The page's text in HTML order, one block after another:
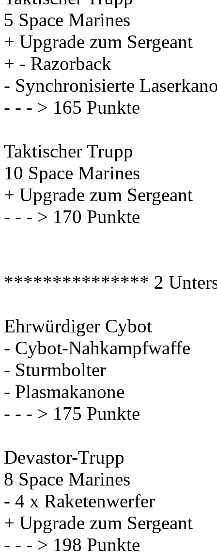
5 Space Marines
+ Upgrade zum Sergeant
+ - Razorback
- Synchronisierte
- - - > 165 Punkte
Taktischer Trupp
10 Space Marines
+ Upgrade zum Sergeant
- - - > 170 Punkte
*************** 2
Ehrwürdiger Cybot
- Cybot-Nahkampfwaffe
- Sturmbolter
- Plasmakanone
- - - > 175 Punkte
Devastor-Trupp
8 Space Marines
- 4 x Raketenwerfer
+ Upgrade zum Sergeant
- - - > 198 Punkte